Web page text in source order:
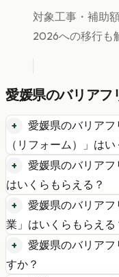
対象工事・補助
2026への移行も
愛媛県のバリアフ
愛媛県のバリアフ
（リフォーム）
」は
愛媛県のバリアフ
はいくらもらえる？
愛媛県のバリアフ
業 」はいくらもらえる
愛媛県のバリアフ
すか？